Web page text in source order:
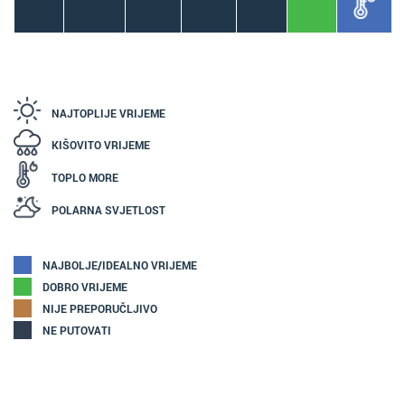
NAJTOPLIJE VRIJEME
KIŠOVITO VRIJEME
TOPLO MORE
POLARNA SVJETLOST
NAJBOLJE/IDEALNO VRIJEME
DOBRO VRIJEME
NIJE PREPORUČLJIVO
NE PUTOVATI